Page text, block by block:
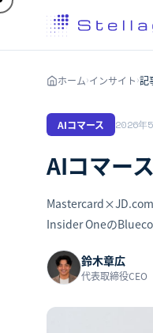
ホーム›インサイト ›記
AIコマース 2026年
AIコマー
Mastercard×JD.com
Insider Oneの
鈴木章広
代表取締役CEO